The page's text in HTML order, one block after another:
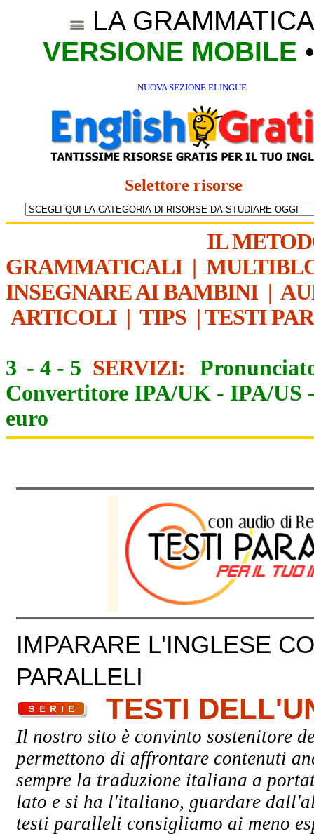
LA
VERSIONE MOBILE
NUOVA SEZIONE ELINGUE
Selettore risorse
IL
GRAMMATICALI|
INSEGNARE AI BAMBINI|
ARTICOLI| TIPS | TESTI
3 - 4 - 5 SERVIZI:
Convertitore IPA/UK - IPA/US
euro
IMPARARE L'INGLESE
PARALLELI
TESTI
Il nostro sito è convinto sostenitore
permettono di affrontare contenuti
sempre la traduzione italiana a
lato e si ha l'italiano, guardare
testi paralleli consigliamo ai meno